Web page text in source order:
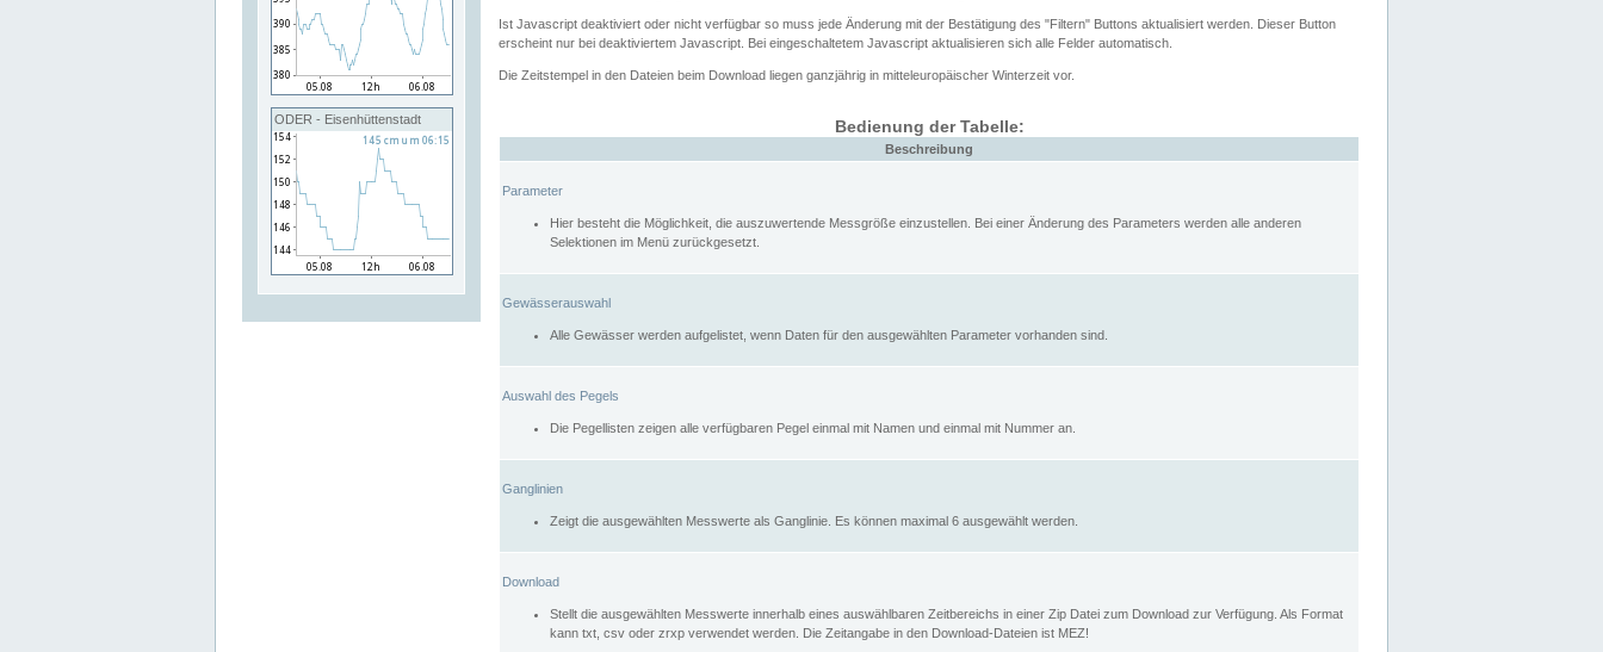
ODER - Eisenhüttenstadt
Ist Javascript deaktiviert oder nicht verfügbar so muss jede Änderung mit der Bestätigung des "Filtern" Buttons aktualisiert werden. Dieser Button
erscheint nur bei deaktiviertem Javascript. Bei eingeschaltetem Javascript aktualisieren sich alle Felder automatisch.
Die Zeitstempel in den Dateien beim Download liegen ganzjährig in mitteleuropäischer Winterzeit vor.
Bedienung der Tabelle:
Beschreibung
Parameter
Hier besteht die Möglichkeit, die auszuwertende Messgröße einzustellen. Bei einer Änderung des Parameters werden alle anderen
Selektionen im Menü zurückgesetzt.
Gewässerauswahl
Alle Gewässer werden aufgelistet, wenn Daten für den ausgewählten Parameter vorhanden sind.
Auswahl des Pegels
Die Pegellisten zeigen alle verfügbaren Pegel einmal mit Namen und einmal mit Nummer an.
Ganglinien
Zeigt die ausgewählten Messwerte als Ganglinie. Es können maximal 6 ausgewählt werden.
Download
Stellt die ausgewählten Messwerte innerhalb eines auswählbaren Zeitbereichs in einer Zip Datei zum Download zur Verfügung. Als Format
kann txt, csv oder zrxp verwendet werden. Die Zeitangabe in den Download-Dateien ist MEZ!